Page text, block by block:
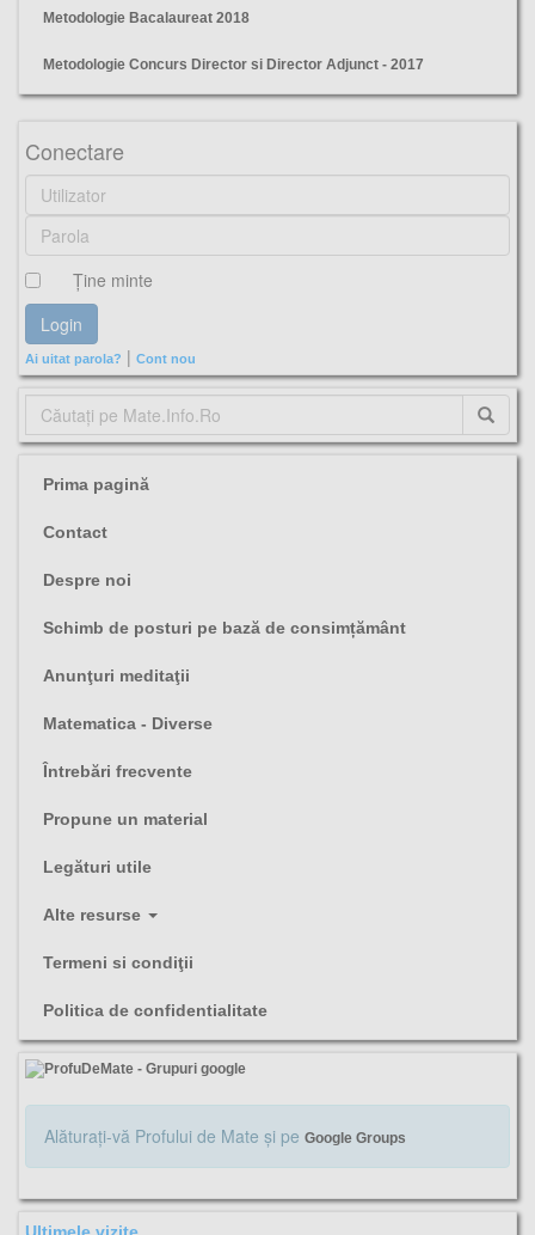
Metodologie Bacalaureat 2018
Metodologie Concurs Director si Director Adjunct - 2017
Conectare
Ţine minte
Ai uitat parola? | Cont nou
Prima pagină
Contact
Despre noi
Schimb de posturi pe bază de consimțământ
Anunţuri meditaţii
Matematica - Diverse
Întrebări frecvente
Propune un material
Legături utile
Alte resurse
Termeni si condiţii
Politica de confidentialitate
Alăturaţi-vă Profului de Mate şi pe Google Groups